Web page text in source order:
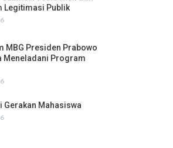
Legitimasi Publik
MBG Presiden Prabowo
Meneladani Program
Gerakan Mahasiswa